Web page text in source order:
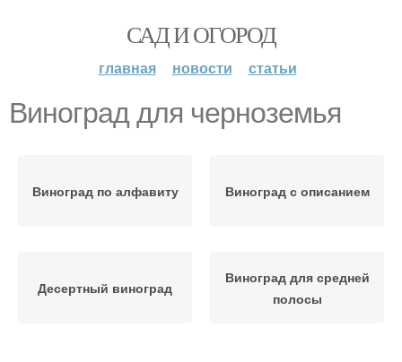
САД И ОГОРОД
главная новости статьи
Виноград для черноземья
Виноград по алфавиту Виноград с описанием
Десертный виноград
Виноград для средней
полосы